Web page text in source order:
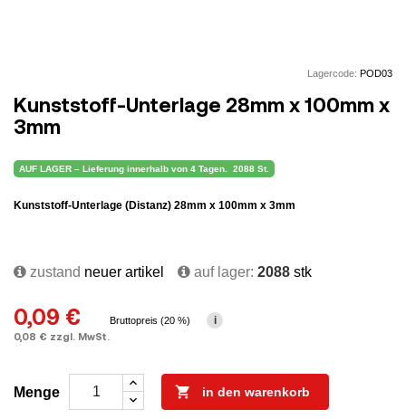
Lagercode: POD03
Kunststoff-Unterlage 28mm x 100mm x
3mm
AUF LAGER – Lieferung innerhalb von 4 Tagen. 2088 St.
Kunststoff-Unterlage (Distanz) 28mm x 100mm x 3mm
zustand neuer artikel auf lager: 2088 stk
0,09 €
0,08 € zzgl. MwSt.
Bruttopreis (20 %) i
Menge  in den warenkorb